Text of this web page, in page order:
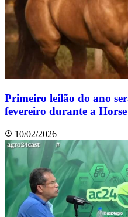
Primeiro leilão do ano
fevereiro durante a Horse
10/02/2026